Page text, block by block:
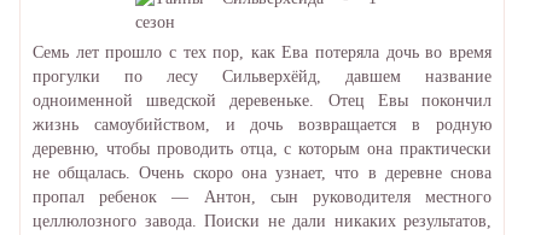
Семь лет прошло с тех пор, как Ева потеряла дочь во время
прогулки по лесу Сильверхёйд, давшем название
одноименной шведской деревеньке. Отец Евы покончил
жизнь самоубийством, и дочь возвращается в родную
деревню, чтобы проводить отца, с которым она практически
не общалась. Очень скоро она узнает, что в деревне снова
пропал ребенок — Антон, сын руководителя местного
целлюлозного завода. Поиски не дали никаких результатов,